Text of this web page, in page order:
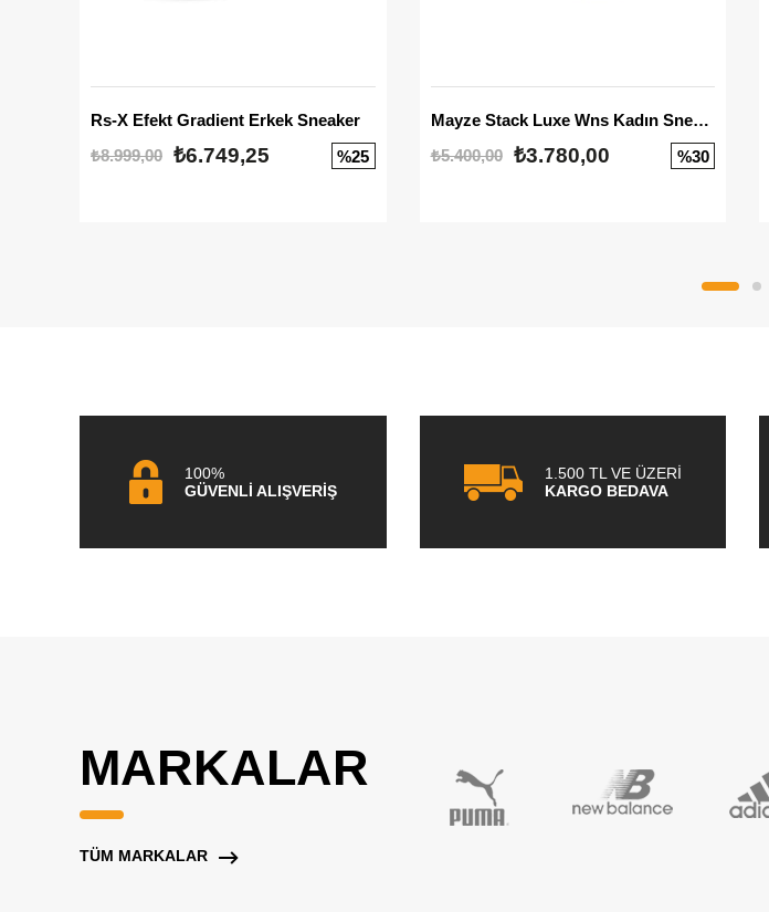
Rs-X Efekt Gradient Erkek Sneaker
₺8.999,00 ₺6.749,25 %25
Mayze Stack Luxe Wns Kadın Sneaker
₺5.400,00
₺3.780,00 %30
100%
GÜVENLİ ALIŞVERİŞ
1.500 TL VE ÜZERİ
KARGO BEDAVA
MARKALAR
TÜM MARKALAR